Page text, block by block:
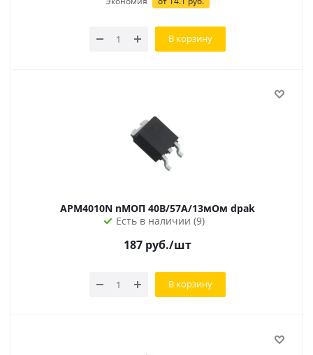
В корзину
APM4010N nМОП 40В/57А/13мОм dpak
Есть в наличии (9)
187руб./шт
В корзину